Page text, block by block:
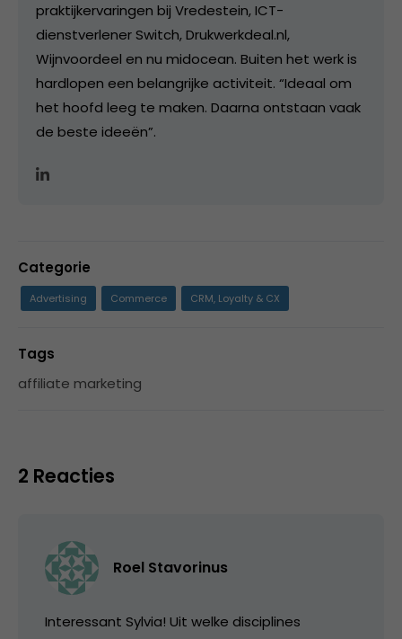
praktijkervaringen bij Vredestein, ICT-
dienstverlener Switch, Drukwerkdeal.nl,
Wijnvoordeel en nu midocean. Buiten het werk is
hardlopen een belangrijke activiteit. “Ideaal om
het hoofd leeg te maken. Daarna ontstaan vaak
de beste ideeën”.
Categorie
Advertising Commerce CRM, Loyalty & CX
Tags
affiliate marketing
2 Reacties
Roel Stavorinus
Interessant Sylvia! Uit welke disciplines